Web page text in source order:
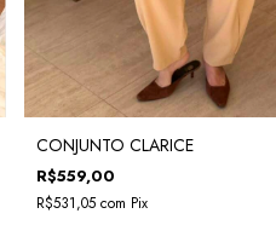
CONJUNTO CLARICE
R$559,00
R$531,05 com Pix